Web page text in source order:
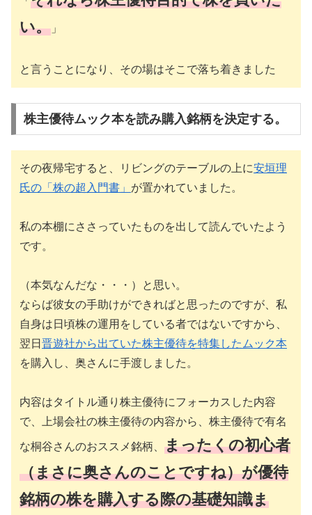
い。 」
と言うことになり、その場はそこで落ち着きました
株主優待ムック本を読み購入銘柄を決定する。
その夜帰宅すると、リビングのテーブルの上に安垣理
氏の「株の超入門書」 が置かれていました。
私の本棚にささっていたものを出して読んでいたよう
です。
（本気なんだな・・・）と思い。
ならば彼女の手助けができればと思ったのですが、私
自身は日頃株の運用をしている者ではないですから、
翌日 晋遊社から出ていた株主優待を特集したムック本
を購入し、奥さんに手渡しました。
内容はタイトル通り株主優待にフォーカスした内容
で、上場会社の株主優待の内容から、株主優待で有名
な桐谷さんのおススメ銘柄、 まったくの初心者
（まさに奥さんのことですね）が優待
銘柄の株を購入する際の基礎知識ま